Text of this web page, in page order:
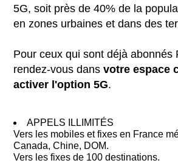
5G, soit près de 40% de la
en zones urbaines et dans des
Pour ceux qui sont déjà abonnés
rendez-vous dansvotre espace
activer l'option 5G.
APPELS ILLIMITÉS
Vers les mobiles et fixes en France
Canada, Chine, DOM.
Vers les fixes de 100 destinations.